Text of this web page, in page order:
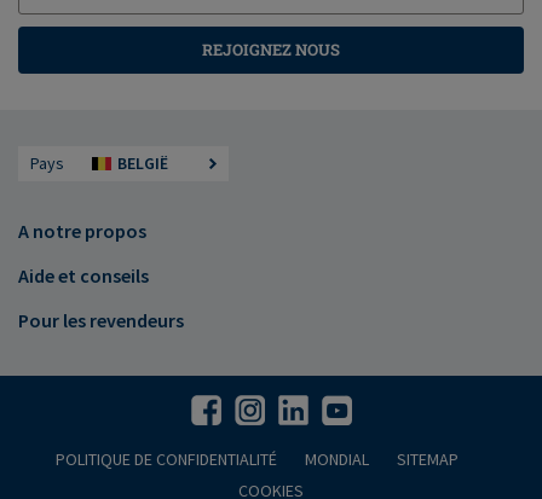
REJOIGNEZ NOUS
Pays BELGIË
A notre propos
Aide et conseils
Pour les revendeurs
POLITIQUE DE CONFIDENTIALITÉ MONDIAL
SITEMAP
COOKIES